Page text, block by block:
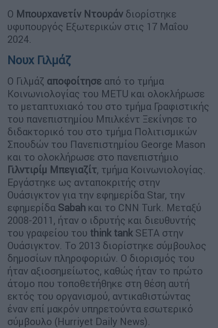
Ο Μπουρχανετίν Ντουράν διορίστηκε
υφυπουργός Εξωτερικών στις 17 Μαΐου
2024.
Νουχ Γιλμάζ
Ο Γιλμάζ αποφοίτησε από το τμήμα
Κοινωνιολογίας του METU και ολοκλήρωσε
το μεταπτυχιακό του στο τμήμα Γραφιστικής
του πανεπιστημίου Μπιλκέντ Ξεκίνησε το
διδακτορικό του στο τμήμα Πολιτισμικών
Σπουδών του Πανεπιστημίου George Mason
και το ολοκλήρωσε στο πανεπιστήμιο
Γιλντιρίμ Μπεγιαζίτ, τμήμα Κοινωνιολογίας.
Εργάστηκε ως ανταποκριτής στην
Ουάσιγκτον για την εφημερίδα Star, την
εφημερίδα Sabah και το CNN Turk. Μεταξύ
2008-2011, ήταν ο ιδρυτής και διευθυντής
του γραφείου του think tank SETA στην
Ουάσιγκτον. Το 2013 διορίστηκε σύμβουλος
δημοσίων πληροφοριών. Ο διορισμός του
ήταν αξιοσημείωτος, καθώς ήταν το πρώτο
άτομο που τοποθετήθηκε στη θέση αυτή
εκτός του οργανισμού, αντικαθιστώντας
έναν επί μακρόν υπηρετούντα εσωτερικό
σύμβουλο (Hurriyet Daily News).